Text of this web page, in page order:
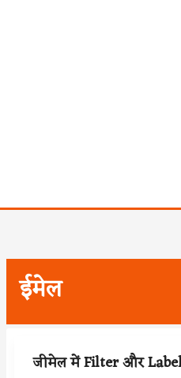
ईमेल
जीमेल में Filter और